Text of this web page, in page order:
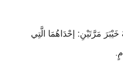
مَرَّتَيْنِ: إحْدَاهُمَا الَّتِي
.